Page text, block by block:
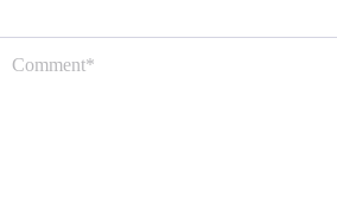
Comment*